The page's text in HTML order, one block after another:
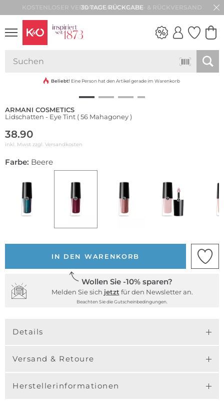
30 TAGE RÜCKGABE
VIBES
Beliebt! Eine Person hat den Artikel gerade im Warenkorb
ARMANI COSMETICS
Lidschatten - Eye Tint ( 56 Mahagoney )
38.90
inkl. Mwst zzgl. Versandkosten
Farbe: Beere
IN DEN WARENKORB
Wollen Sie -10% sparen?
Melden Sie sich jetzt für den Newsletter an.
Beachten Sie die Gutscheinbedingungen.
Details
Versand & Retoure
Herstellerinformationen